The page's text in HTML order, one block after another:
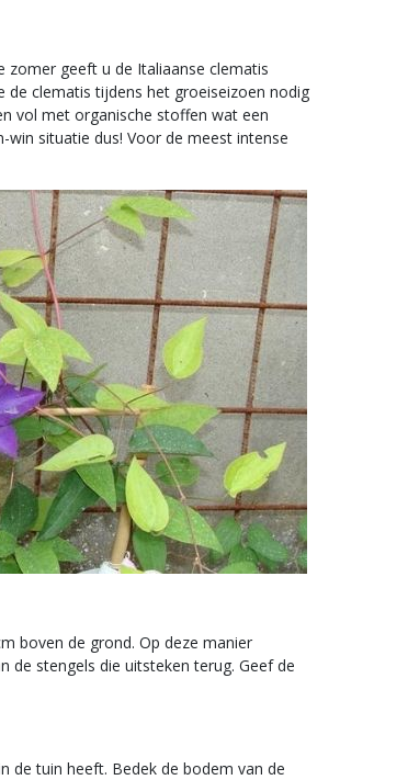
zomer geeft u de Italiaanse clematis
de clematis tijdens het groeiseizoen nodig
vol met organische stoffen wat een
situatie dus! Voor de meest intense
boven de grond. Op deze manier
de stengels die uitsteken terug. Geef de
de tuin heeft. Bedek de bodem van de